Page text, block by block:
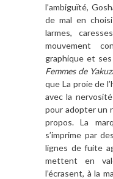
l’ambiguïté,
de mal en
larmes,
mouvement
graphique et
Femmes de
que La proie de
avec la
pour adopter un
propos. La
s’imprime par
lignes de fuite
mettent en
l’écrasent, à la